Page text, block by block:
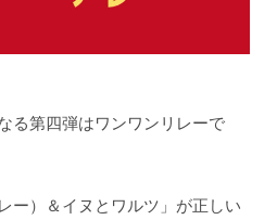
る第四弾はワンワンリレーで
ー）＆イヌとワルツ」が正しい